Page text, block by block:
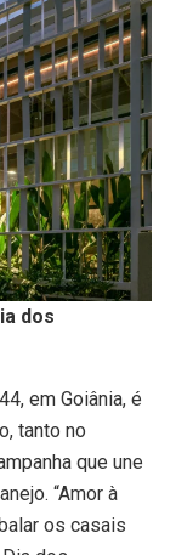
dos
em Goiânia, é
tanto no
que une
“Amor à
os casais